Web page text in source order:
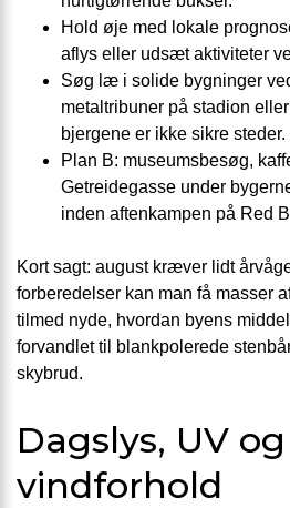
Hold øje med lokale
aflys eller udsæt aktiviteter
Søg læ i solide bygninger
metaltribuner på stadion
bjergene er ikke sikre steder.
Plan B: museumsbesøg,
Getreidegasse under
inden aftenkampen på Red
Kort sagt: august kræver lidt
forberedelser kan man få masser
tilmed nyde, hvordan byens
forvandlet til blankpolerede
skybrud.
Dagslys, UV og
vindforhold